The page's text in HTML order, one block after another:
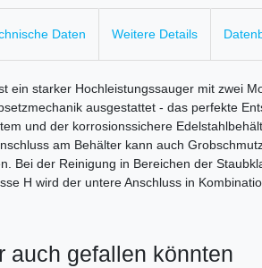
Daten Weitere Details
ein starker Hochleistungssauger mit zwei
ausgestattet - das perfekte
und der korrosionssichere
am Behälter kann auch
Bei der Reinigung in Bereichen der
H wird der untere Anschluss in
auch gefallen könnten